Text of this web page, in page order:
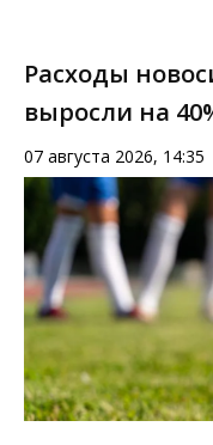
Расходы
выросли на
07 августа 2026, 14:35